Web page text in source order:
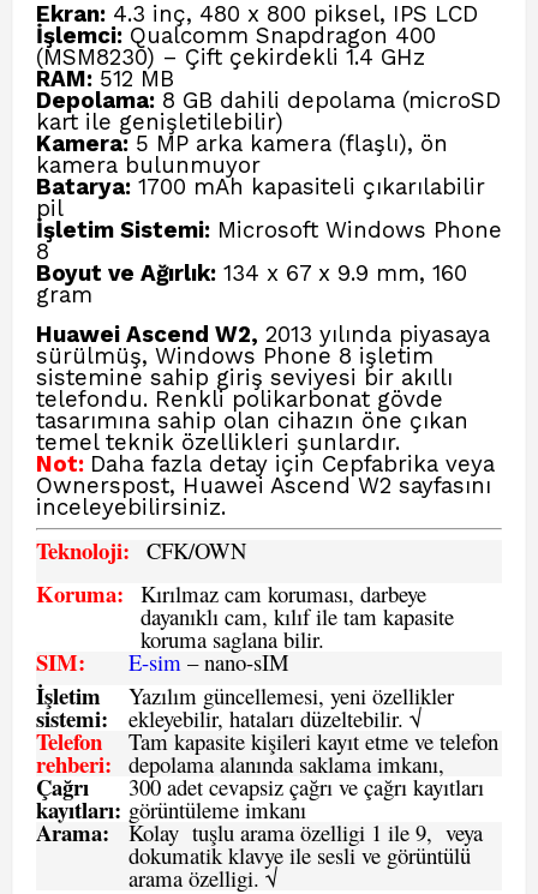
Ekran: 4.3 inç, 480 x 800 piksel, IPS LCD
İşlemci: Qualcomm Snapdragon 400
(MSM8230) – Çift çekirdekli 1.4 GHz
RAM: 512 MB
Depolama: 8 GB dahili depolama (microSD
kart ile genişletilebilir)
Kamera: 5 MP arka kamera (flaşlı), ön
kamera bulunmuyor
Batarya: 1700 mAh kapasiteli çıkarılabilir
pil
İşletim Sistemi: Microsoft Windows Phone
8
Boyut ve Ağırlık: 134 x 67 x 9.9 mm, 160
gram
Huawei Ascend W2, 2013 yılında piyasaya
sürülmüş, Windows Phone 8 işletim
sistemine sahip giriş seviyesi bir akıllı
telefondu. Renkli polikarbonat gövde
tasarımına sahip olan cihazın öne çıkan
temel teknik özellikleri şunlardır.
Not: Daha fazla detay için Cepfabrika veya
Ownerspost, Huawei Ascend W2 sayfasını
inceleyebilirsiniz.
Teknoloji: CFK/OWN
Koruma: Kırılmaz cam koruması, darbeye
dayanıklı cam, kılıf ile tam kapasite
koruma saglana bilir.
SIM: E-sim – nano-sIM
İşletim
sistemi:
Yazılım güncellemesi, yeni özellikler
ekleyebilir, hataları düzeltebilir. √
Telefon
rehberi:
Tam kapasite kişileri kayıt etme ve telefon
depolama alanında saklama imkanı,
Çağrı
kayıtları:
300 adet cevapsiz çağrı ve çağrı kayıtları
görüntüleme imkanı
Arama: Kolay tuşlu arama özelligi 1 ile 9, veya
dokumatik klavye ile sesli ve görüntülü
arama özelligi. √